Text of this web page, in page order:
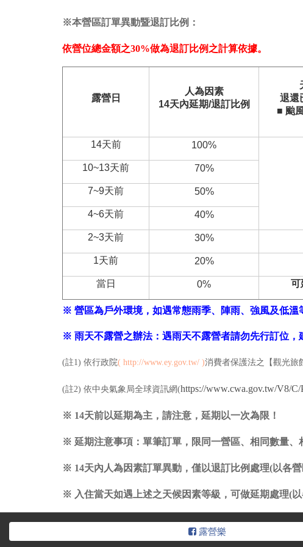
※本營區訂單異動暨退訂比例：
依營位總金額之30%做為退訂比例之計算依據。
露營日
人為因素
14天內延期/退訂比例
退還
■ 颱
14天前 100%
10~13天前 70%
7~9天前 50%
4~6天前 40%
2~3天前 30%
1天前 20%
當日 0% 可
※ 營區為戶外環境，如遇常態雨季、陣雨、強風及低溫
※ 雨天不露營之辦法：遇雨天不露營者請勿先行訂位，
(註1) 依行政院( http://www.ey.gov.tw/ )消費者保護法之【觀光旅
(註2) 依中央氣象局全球資訊網(https://www.cwa.gov.tw/V8/C/
※ 14天前以延期為主，請注意， 延期以一次為限！
※ 延期注意事項：單筆訂單，限同一營區、相同數量、
※ 14天內人為因素訂單異動，僅以退訂比例處理(以各營
※ 入住當天如遇上述之天候因素等級，可做延期處理(以
露營樂